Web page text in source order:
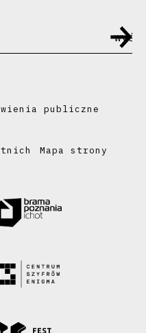
publiczne
Mapa strony